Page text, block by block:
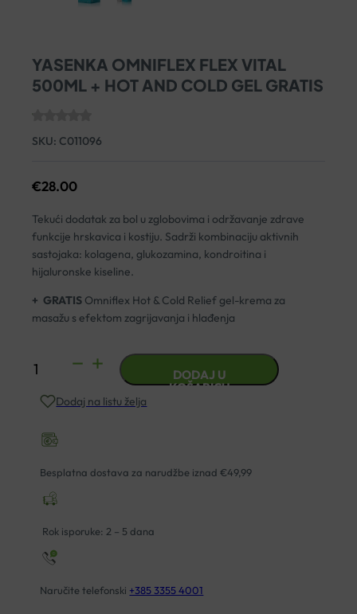
YASENKA OMNIFLEX FLEX VITAL
500ML + HOT AND COLD GEL GRATIS
SKU: C011096
€28.00
Tekući dodatak za bol u zglobovima i održavanje zdrave
funkcije hrskavica i kostiju. Sadrži kombinaciju aktivnih
sastojaka: kolagena, glukozamina, kondroitina i
hijaluronske kiseline.
+ GRATIS Omniflex Hot & Cold Relief gel-krema za
masažu s efektom zagrijavanja i hlađenja
YASENKA
FLEX
500ML
AND
COLD
GEL
količina
DODAJ U
KOŠARICU
Dodaj na listu želja
Besplatna dostava za narudžbe iznad €49,99
Rok isporuke: 2 – 5 dana
Naručite telefonski +385 3355 4001